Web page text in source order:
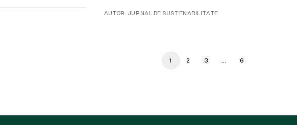
AUTOR. JURNAL DE SUSTENABILITATE
1 2 3 … 6